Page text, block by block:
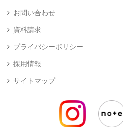
お問い合わせ
資料請求
プライバシーポリシー
採用情報
サイトマップ